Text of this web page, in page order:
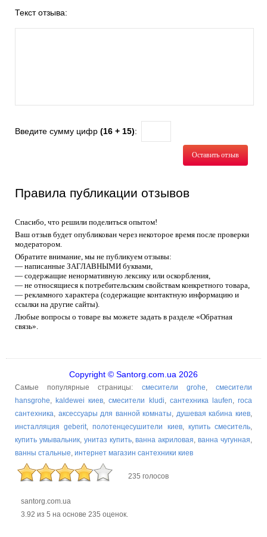
Текст отзыва:
Введите сумму цифр (16 + 15):
Оставить отзыв
Правила публикации отзывов
Спасибо, что решили поделиться опытом!
Ваш отзыв будет опубликован через некоторое время после проверки
модератором.
Обратите внимание, мы не публикуем отзывы:
— написанные ЗАГЛАВНЫМИ буквами,
— содержащие ненормативную лексику или оскорбления,
— не относящиеся к потребительским свойствам конкретного товара,
— рекламного характера (содержащие контактную информацию и
ссылки на другие сайты).
Любые вопросы о товаре вы можете задать в разделе «Обратная
связь».
Copyright © Santorg.com.ua 2026
Самые популярные страницы: смесители grohe,смесители
hansgrohe, kaldewei киев,смесители kludi, сантехника laufen,roca
сантехника, аксессуары для ванной комнаты, душевая кабина киев,
инсталляция geberit,полотенцесушители киев, купить смеситель,
купить умывальник, унитаз купить,ванна акриловая,ванна чугунная,
ванны стальные, интернет магазин сантехники киев
235 голосов
santorg.com.ua
3.92 из 5 на основе 235 оценок.